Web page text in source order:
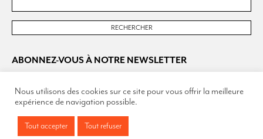
ABONNEZ-VOUS À NOTRE NEWSLETTER
Nous utilisons des cookies sur ce site pour vous offrir la meilleure
expérience de navigation possible.
Tout accepter Tout refuser